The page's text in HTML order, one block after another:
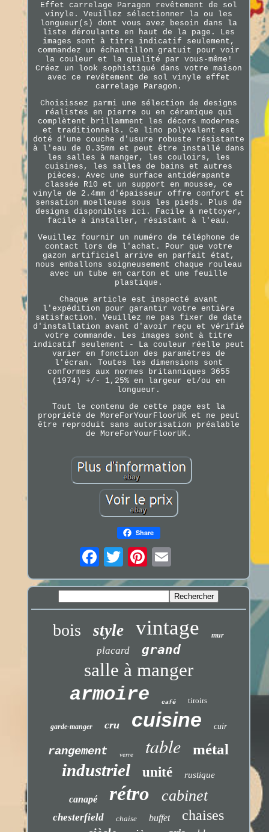
Effet carrelage Paragon revêtement de sol
vinyle. Veuillez sélectionner la ou les
longueur(s) dont vous avez besoin dans la
liste déroulante en haut de la page. Les
images sont à titre indicatif seulement,
commandez un échantillon gratuit pour voir
la couleur et la qualité par vous-même!
Créez un look sophistiqué dans votre maison
avec ce revêtement de sol vinyle effet
carrelage Paragon.
Choisissez parmi une sélection de designs
réalistes en pierre ou en céramique qui
complètent brillamment les décors modernes
et traditionnels. Ce lino polyvalent est
doté d'une couche d'usure robuste résistante
à l'eau de 0.35mm et peut être installé dans
les salles à manger, les couloirs, les
cuisines, les salles de bains et autres
pièces. Avec une surface antidérapante
classée R10 et un support en mousse, ce
vinyle de 2.4mm d'épaisseur offre confort et
sensation moelleuse sous les pieds. Plus de
designs disponibles ici. Facile à nettoyer,
facile à installer, résistant à l'eau.
Veuillez fournir un numéro de téléphone de
contact lors de l'achat. Pour que votre
gazon artificiel arrive en parfait état,
nous emballons soigneusement chaque rouleau
avec un tube en carton et une feuille
plastique.
Chaque article est inspecté avant
l'expédition pour garantir votre entière
satisfaction. Veuillez ne pas fixer de date
d'installation avant d'avoir reçu et vérifié
votre commande. Les images sont à titre
indicatif seulement - La couleur réelle peut
varier en fonction des paramètres de
l'écran. Toutes les dimensions sont
conformes aux normes britanniques 3655
(1974) +/- 1,25% en largeur et/ou en
longueur.
Tout le contenu de cette page est la
propriété de MoreForYourFloorUK et ne peut
être reproduit sans autorisation préalable
de MoreForYourFloorUK.
Share
bois style vintage mur
placard grand
salle à manger
armoire café tiroirs
garde-manger cru cuisine cuir
rangement verre table métal
industriel unité rustique
canapé rétro cabinet
chesterfield chaise buffet chaises